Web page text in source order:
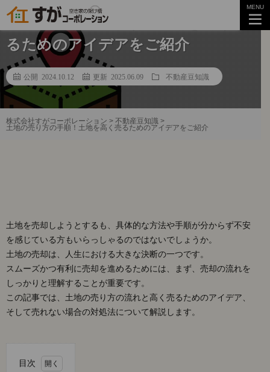
MENU
土地の売り方の手順！土地を高く売
るためのアイデアをご紹介
公開 2024.10.12 更新 2025.06.09 不動産豆知識
株式会社すがコーポレーション > 不動産豆知識 >
土地の売り方の手順！土地を高く売るためのアイデアをご紹介
土地を売却しようとするも、具体的な方法や手順が分からず不安
を感じている方もいらっしゃるのではないでしょうか。
土地の売却は、人生における大きな決断の一つです。
スムーズかつ有利に売却を進めるためには、まず、売却の流れを
しっかりと理解することが重要です。
この記事では、土地の売り方の流れと高く売るためのアイデア、
そして売れない場合の対処法について解説します。
目次